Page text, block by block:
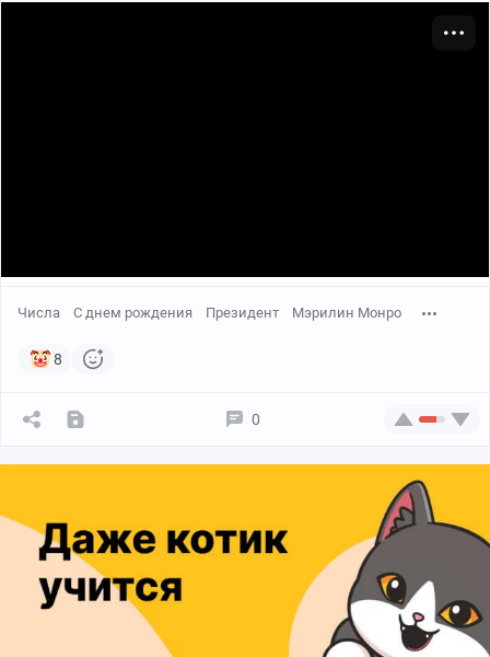
Числа С днем рождения Президент Мэрилин Монро
8
0